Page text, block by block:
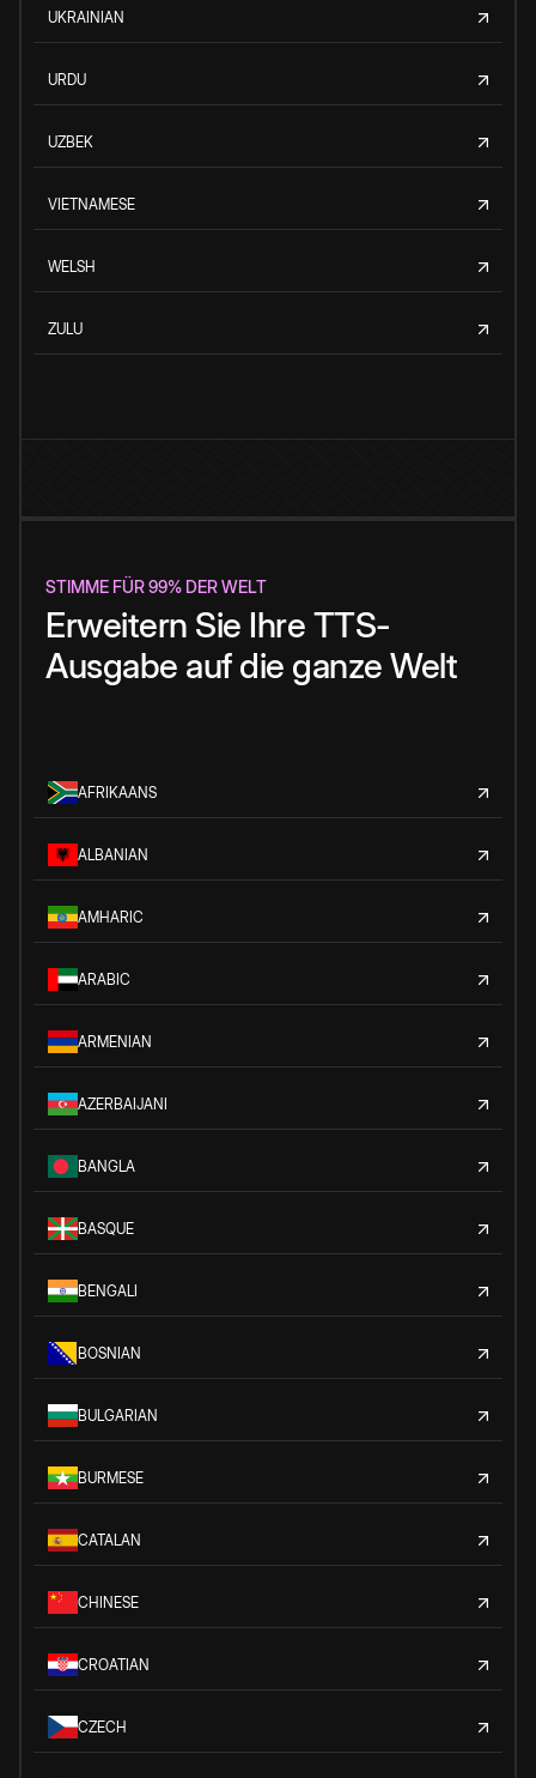
UKRAINIAN
URDU
UZBEK
VIETNAMESE
WELSH
ZULU
STIMME FÜR 99% DER WELT
Erweitern Sie Ihre TTS-
Ausgabe auf die ganze Welt
AFRIKAANS
ALBANIAN
AMHARIC
ARABIC
ARMENIAN
AZERBAIJANI
BANGLA
BASQUE
BENGALI
BOSNIAN
BULGARIAN
BURMESE
CATALAN
CHINESE
CROATIAN
CZECH